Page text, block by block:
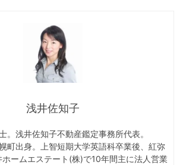
浅井佐知子
。浅井佐知子不動産鑑定事務所代表。
町出身。上智短期大学英語科卒業後、紅弥
ームエステート(株)で10年間主に法人営業